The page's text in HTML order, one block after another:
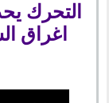
التحرك
اغراق